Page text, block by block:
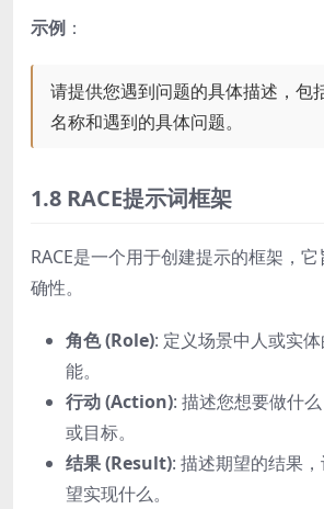
示例 ：
请提供您遇到问题的具体描述，包
名称和遇到的具体问题。
1.8 RACE提示词框架
RACE是一个用于创建提示的框架，
确性。
角色 (Role): 定义场景中人或实
能。
行动 (Action): 描述您想要做什
或目标。
结果 (Result): 描述期望的结果
望实现什么。